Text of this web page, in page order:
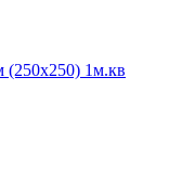
1м.кв